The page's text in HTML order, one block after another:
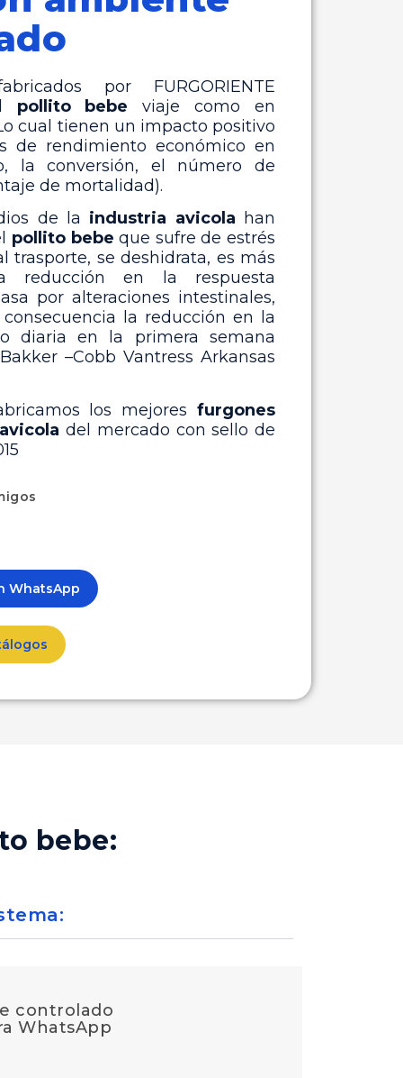
por FURGORIENTE
pollito bebe viaje como en
cual tienen un impacto positivo
de rendimiento económico en
la conversión, el número de
de mortalidad).
de la industria avicola han
pollito bebe que sufre de estrés
trasporte, se deshidrata, es más
reducción en la respuesta
por alteraciones intestinales,
la reducción en la
diaria en la primera semana
–Cobb Vantress Arkansas
los mejores furgones
del mercado con sello de
WhatsApp
bebe:
controlado
WhatsApp